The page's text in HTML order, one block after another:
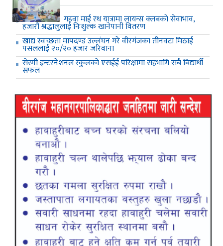
गहवा माई रथ यात्रामा लायन्स क्लबको सेवाभाव,
हजारौं श्रद्धालुलाई निःशुल्क खानेपानी वितरण
खाद्य स्वच्छता मापदण्ड उल्लंघन गरे वीरगंजका तीनवटा मिठाई
पसललाई २०/२० हजार जरिवाना
सेस्मी इन्टरनेशनल स्कुलको एसईई परिक्षामा सहभागि सबै बिद्यार्थी
सफल